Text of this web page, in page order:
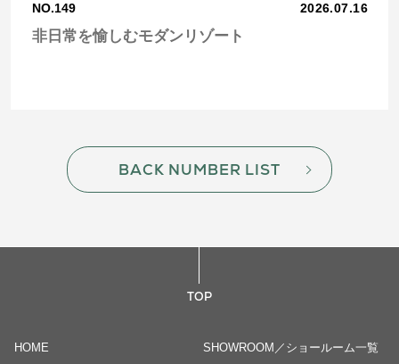
NO.149 2026.07.16
非日常を愉しむモダンリゾート
BACK NUMBER LIST
TOP
HOME SHOWROOM／ショールーム一覧